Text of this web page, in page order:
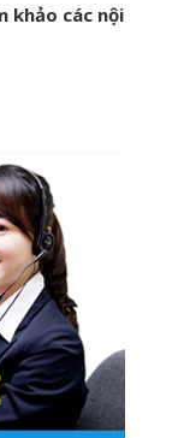
khảo các nội